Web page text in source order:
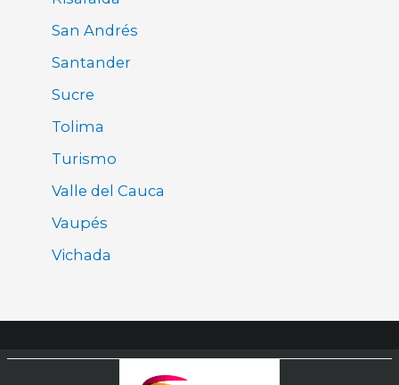
San Andrés
Santander
Sucre
Tolima
Turismo
Valle del Cauca
Vaupés
Vichada